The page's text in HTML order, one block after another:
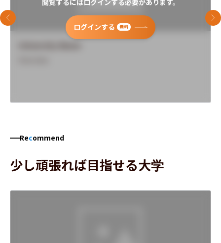
ログインする 無料
前のスライド 次
Recommend
少し頑張れば目指せる大学